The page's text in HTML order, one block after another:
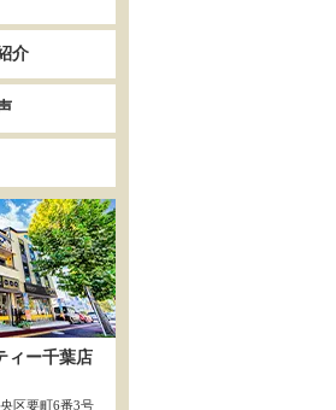
介
ィー千葉店
区要町6番3号